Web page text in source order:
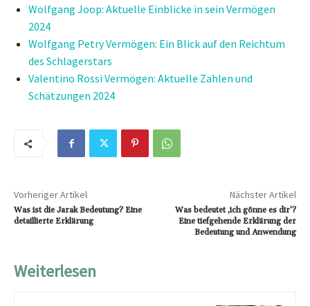
Wolfgang Joop: Aktuelle Einblicke in sein Vermögen
2024
Wolfgang Petry Vermögen: Ein Blick auf den Reichtum
des Schlagerstars
Valentino Rossi Vermögen: Aktuelle Zahlen und
Schätzungen 2024
Vorheriger Artikel
Was ist die Jarak Bedeutung? Eine
detaillierte Erklärung
Nächster Artikel
Was bedeutet ‚ich gönne es dir‘?
Eine tiefgehende Erklärung der
Bedeutung und Anwendung
Weiterlesen